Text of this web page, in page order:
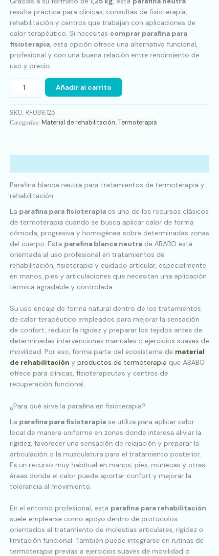
resulta práctica para clínicas, consultas de fisioterapia,
rehabilitación y centros que trabajan con aplicaciones de
calor terapéutico. Si necesitas comprar parafina para
fisioterapia, esta opción ofrece una alternativa funcional,
profesional y con una buena relación entre rendimiento de
uso y precio.
Añadir al carrito
SKU: RF.089.125
Categorías: Material de rehabilitación, Termoterapia
Parafina blanca neutra para tratamientos de termoterapia y
rehabilitación
La parafina para fisioterapia es uno de los recursos clásicos
de termoterapia cuando se busca aplicar calor de forma
cómoda, progresiva y homogénea sobre determinadas zonas
del cuerpo. Esta parafina blanca neutra de ABABO está
orientada al uso profesional en tratamientos de
rehabilitación, fisioterapia y cuidado articular, especialmente
en manos, pies y articulaciones que necesitan una aplicación
térmica agradable y controlada.
Su uso encaja de forma natural dentro de los tratamientos
de calor terapéutico empleados para mejorar la sensación
de confort, reducir la rigidez y preparar los tejidos antes de
determinadas intervenciones manuales o ejercicios suaves de
movilidad. Por eso, forma parte del ecosistema de material
de rehabilitación y productos de termoterapia que ABABO
ofrece para clínicas, fisioterapeutas y centros de
recuperación funcional.
¿Para qué sirve la parafina en fisioterapia?
La parafina para fisioterapia se utiliza para aplicar calor
local de manera uniforme en zonas donde interesa aliviar la
rigidez, favorecer una sensación de relajación y preparar la
articulación o la musculatura para el tratamiento posterior.
Es un recurso muy habitual en manos, pies, muñecas y otras
áreas donde el calor puede aportar confort y mejorar la
tolerancia al movimiento.
En el entorno profesional, esta parafina para rehabilitación
suele emplearse como apoyo dentro de protocolos
orientados al tratamiento de molestias articulares, rigidez o
limitación funcional. También puede integrarse en rutinas de
termoterapia previas a ejercicios suaves de movilidad o